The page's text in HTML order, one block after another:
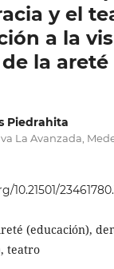
y el
a la
la areté
Piedrahita
La Avanzada,
10.21501/
(educación),
teatro